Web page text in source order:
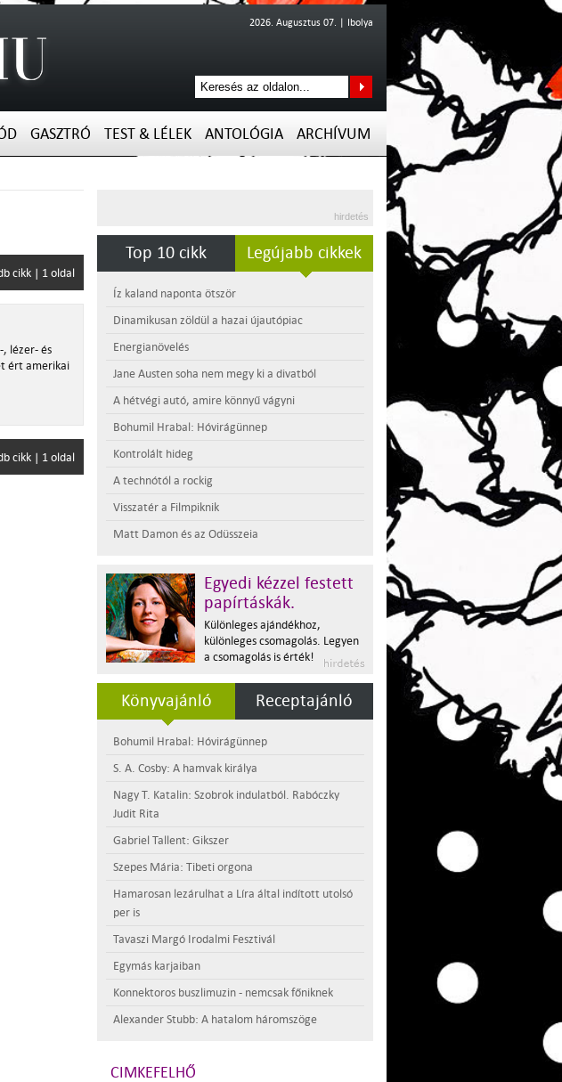
2026. Augusztus 07. | Ibolya
GASZTRÓ TEST & LÉLEK ANTOLÓGIA ARCHÍVUM
cikk | 1 oldal
lézer- és
ért amerikai
cikk | 1 oldal
hirdetés
Top 10 cikk Legújabb cikkek
Íz kaland naponta ötször
Dinamikusan zöldül a hazai újautópiac
Energianövelés
Jane Austen soha nem megy ki a divatból
A hétvégi autó, amire könnyű vágyni
Bohumil Hrabal: Hóvirágünnep
Kontrolált hideg
A technótól a rockig
Visszatér a Filmpiknik
Matt Damon és az Odüsszeia
Egyedi kézzel festett
papírtáskák.
Különleges ajándékhoz,
különleges csomagolás. Legyen
a csomagolás is érték!
Könyvajánló Receptajánló
Bohumil Hrabal: Hóvirágünnep
S. A. Cosby: A hamvak királya
Nagy T. Katalin: Szobrok indulatból. Rabóczky
Judit Rita
Gabriel Tallent: Gikszer
Szepes Mária: Tibeti orgona
Hamarosan lezárulhat a Líra által indított utolsó
per is
Tavaszi Margó Irodalmi Fesztivál
Egymás karjaiban
Konnektoros buszlimuzin - nemcsak főniknek
Alexander Stubb: A hatalom háromszöge
CIMKEFELHŐ